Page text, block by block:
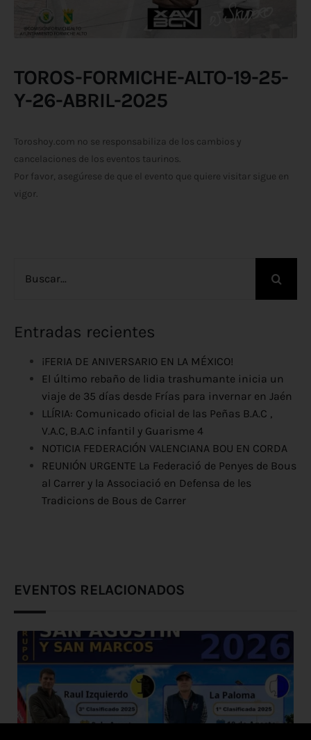
TOROS-FORMICHE-ALTO-19-25-
Y-26-ABRIL-2025
Toroshoy.com no se responsabiliza de los cambios y
cancelaciones de los eventos taurinos.
Por favor, asegúrese de que el evento que quiere visitar sigue en
vigor.
Entradas recientes
¡FERIA DE ANIVERSARIO EN LA MÉXICO!
El último rebaño de lidia trashumante inicia un
viaje de 35 días desde Frías para invernar en Jaén
LLÍRIA: Comunicado oficial de las Peñas B.A.C ,
V.A.C, B.A.C infantil y Guarisme 4
NOTICIA FEDERACIÓN VALENCIANA BOU EN CORDA
REUNIÓN URGENTE La Federació de Penyes de Bous
al Carrer y la Associació en Defensa de les
Tradicions de Bous de Carrer
EVENTOS RELACIONADOS